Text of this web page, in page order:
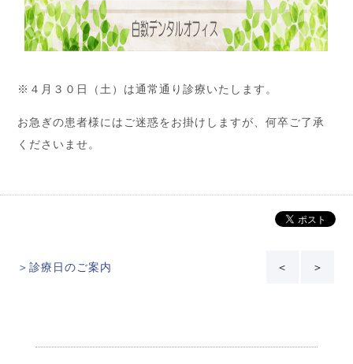
※４月３０日（土）は通常通り診療いたします。
お急ぎの患者様にはご迷惑をお掛けしますが、何卒ご了承
くださいませ。
＞診療日のご案内 ＜ ＞